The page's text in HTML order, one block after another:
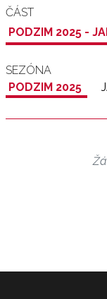
ČÁST
PODZIM 2025 -
SEZÓNA
PODZIM 2025